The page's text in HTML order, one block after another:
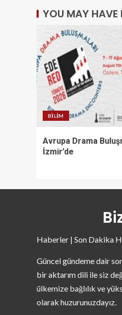
YOU MAY HAVE
BILIM
Avrupa Drama
İzmir’de
Haberler | Son Dakika
Güncel gündeme dair
bir aktarım dili ile siz
ülkemize bağlılık ve
olarak huzurunuzdayız.